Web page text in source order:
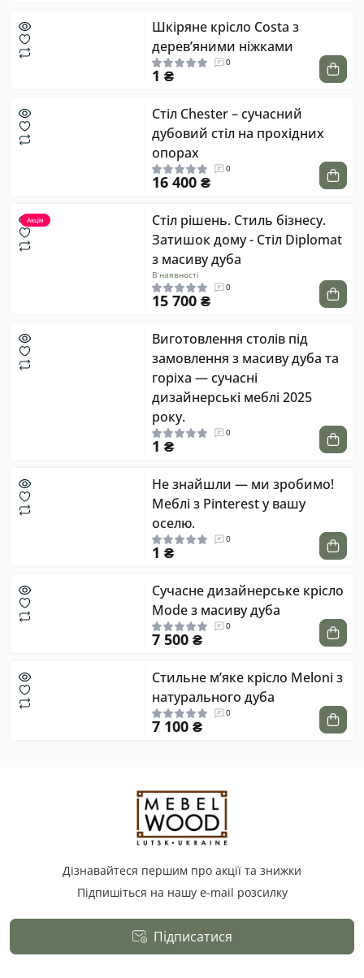
Шкіряне крісло Costa з
дерев’яними ніжками
0
1 ₴
Стіл Chester – сучасний
дубовий стіл на прохідних
опорах
0
16 400 ₴
Акція
Стіл рішень. Стиль бізнесу.
Затишок дому - Стіл Diplomat
з масиву дуба
В наявності
0
15 700 ₴
Виготовлення столів під
замовлення з масиву дуба та
горіха — сучасні
дизайнерські меблі 2025
року.
0
1 ₴
Не знайшли — ми зробимо!
Меблі з Pinterest у вашу
оселю.
0
1 ₴
Сучасне дизайнерське крісло
Mode з масиву дуба
0
7 500 ₴
Стильне м’яке крісло Meloni з
натурального дуба
0
7 100 ₴
Дізнавайтеся першим про акції та знижки
Підпишіться на нашу e-mail розсилку
Підписатися
Публічна оферта